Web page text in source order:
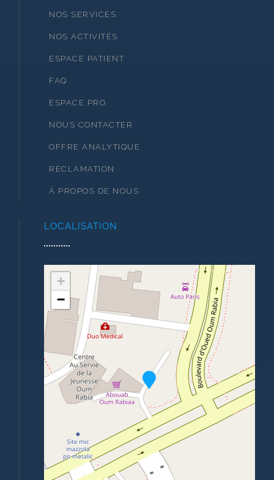
NOS SERVICES
NOS ACTIVITÉS
ESPACE PATIENT
FAQ
ESPACE PRO
NOUS CONTACTER
OFFRE ANALYTIQUE
RECLAMATION
À PROPOS DE NOUS
LOCALISATION
+
−